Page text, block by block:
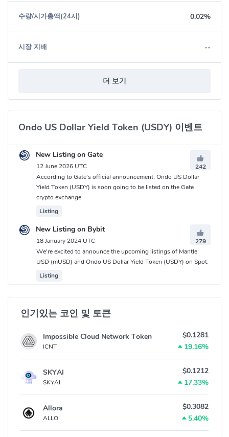
수량/시가총액(24시) 0.02%
시장 지배 --
더 보기
Ondo US Dollar Yield Token (USDY) 이벤트
New Listing on Gate
12 June 2026 UTC
242
According to Gate's official announcement, Ondo US Dollar
Yield Token (USDY) is soon going to be listed on the Gate
crypto exchange.
Listing
New Listing on Bybit
18 January 2024 UTC
279
We're excited to announce the upcoming listings of Mantle
USD (mUSD) and Ondo US Dollar Yield Token (USDY) on Spot.
Listing
인기있는 코인 및 토큰
Impossible Cloud Network Token
ICNT
$0.1281
19.16%
SKYAI
SKYAI
$0.1212
17.33%
Allora
ALLO
$0.3082
5.40%